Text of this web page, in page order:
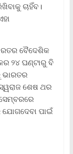
ଚାହିଁବ।
ବୈଦେଶିକ
୨୪ ଘଣ୍ଟାରୁ ବି
ଭାରତର
ଶେଷ ଥର
ପାଇଁ